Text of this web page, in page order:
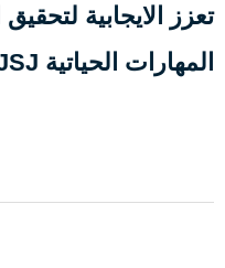
تعزز الايجابية
المهارات الحياتية JSJ